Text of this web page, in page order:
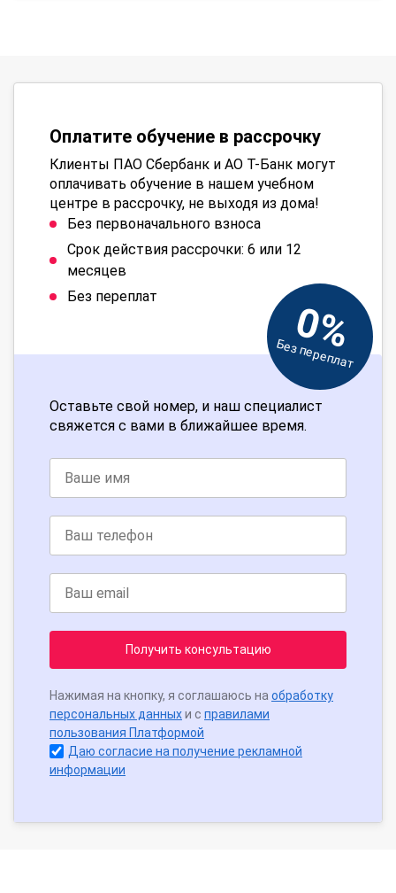
Оплатите обучение в рассрочку
Клиенты ПАО Сбербанк и АО Т-Банк могут
оплачивать обучение в нашем учебном
центре в рассрочку, не выходя из дома!
Без первоначального взноса
Срок действия рассрочки: 6 или 12
месяцев
Без переплат
0%
Без переплат
Оставьте свой номер, и наш специалист
свяжется с вами в ближайшее время.
Получить консультацию
Нажимая на кнопку, я соглашаюсь на обработку
персональных данныхи с правилами
пользования Платформой
Даю согласие на получение рекламной
информации